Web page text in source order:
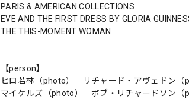
PARIS & AMERICAN COLLECTIONS
EVE AND THE FIRST DRESS BY GLORIA
THE THIS-MOMENT WOMAN
【person】
ヒロ若林（photo） リチャード・アヴェドン
マイケルズ（photo） ボブ・リチャードソン（